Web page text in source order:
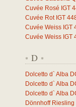
Cuvée Rosé IGT
Cuvée Rot IGT
Cuvée Weiss IGT
Cuvée Weiss IGT
* D *
Dolcetto d` Alba
Dolcetto d` Alba
Dolcetto d` Alba
Dönnhoff